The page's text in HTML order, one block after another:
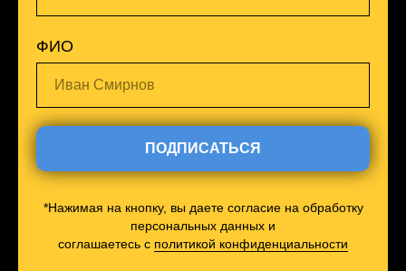
ФИО
Иван Смирнов
ПОДПИСАТЬСЯ
*Нажимая на кнопку, вы даете согласие на обработку
персональных данных и
соглашаетесь c политикой конфиденциальности